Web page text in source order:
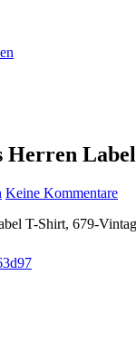
Herren
Keine Kommentare
T-Shirt, 679-